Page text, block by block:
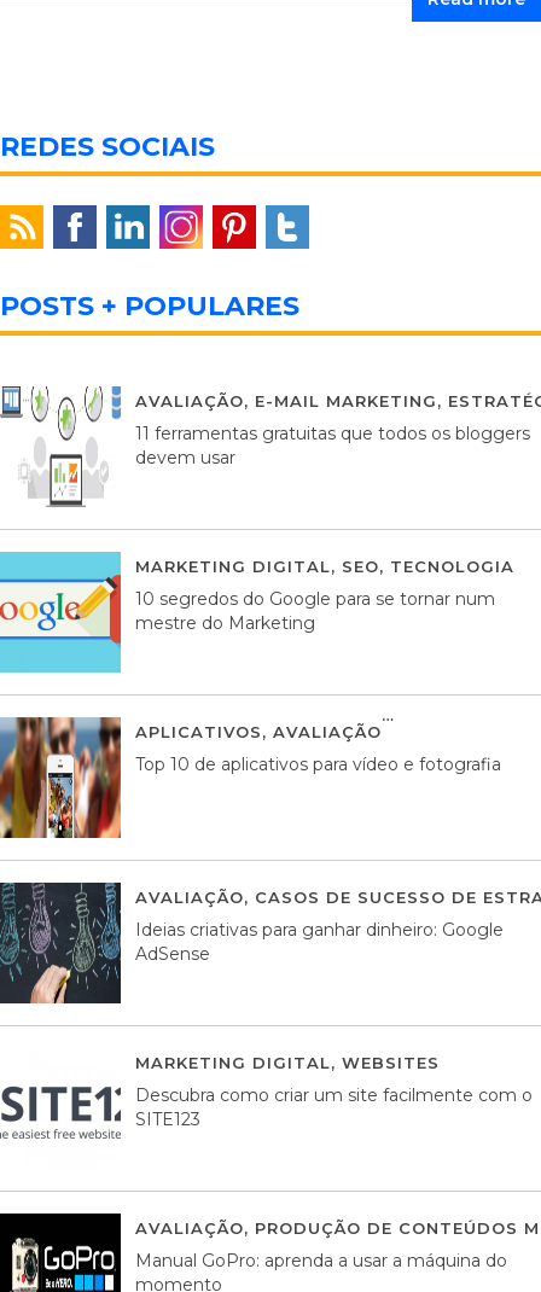
REDES SOCIAIS
POSTS + POPULARES
AVALIAÇÃO, E-MAIL MARKETING,
11 ferramentas gratuitas que todos os bloggers
devem usar
MARKETING DIGITAL, SEO, TECNOLOGIA
10 segredos do Google para se tornar num
mestre do Marketing
APLICATIVOS, AVALIAÇÃO
Top 10 de aplicativos para vídeo e fotografia
AVALIAÇÃO, CASOS DE SUCESSO DE
Ideias criativas para ganhar dinheiro: Google
AdSense
MARKETING DIGITAL, WEBSITES
Descubra como criar um site facilmente com o
SITE123
AVALIAÇÃO, PRODUÇÃO DE CONTEÚDOS
Manual GoPro: aprenda a usar a máquina do
momento